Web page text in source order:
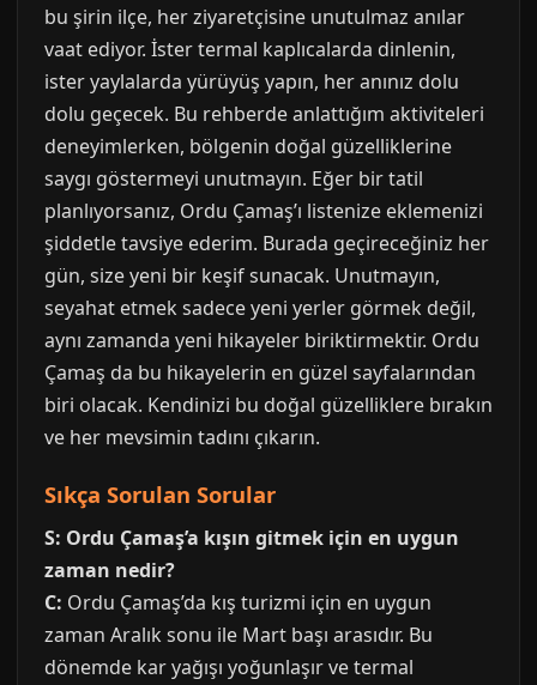
bu şirin ilçe, her ziyaretçisine unutulmaz anılar
vaat ediyor. İster termal kaplıcalarda dinlenin,
ister yaylalarda yürüyüş yapın, her anınız dolu
dolu geçecek. Bu rehberde anlattığım aktiviteleri
deneyimlerken, bölgenin doğal güzelliklerine
saygı göstermeyi unutmayın. Eğer bir tatil
planlıyorsanız, Ordu Çamaş’ı listenize eklemenizi
şiddetle tavsiye ederim. Burada geçireceğiniz her
gün, size yeni bir keşif sunacak. Unutmayın,
seyahat etmek sadece yeni yerler görmek değil,
aynı zamanda yeni hikayeler biriktirmektir. Ordu
Çamaş da bu hikayelerin en güzel sayfalarından
biri olacak. Kendinizi bu doğal güzelliklere bırakın
ve her mevsimin tadını çıkarın.
Sıkça Sorulan Sorular
S: Ordu Çamaş’a kışın gitmek için en uygun
zaman nedir?
C: Ordu Çamaş’da kış turizmi için en uygun
zaman Aralık sonu ile Mart başı arasıdır. Bu
dönemde kar yağışı yoğunlaşır ve termal